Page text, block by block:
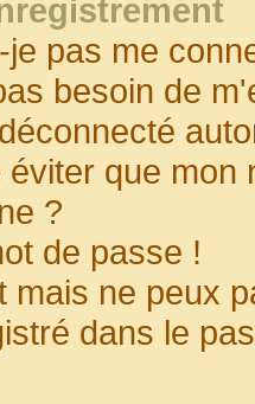
pas me
besoin de
que
?
de passe !
mais ne peux
dans le